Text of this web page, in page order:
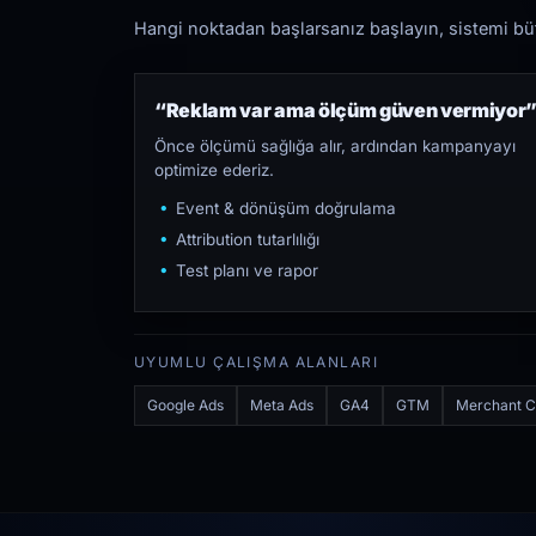
Hangi noktadan başlarsanız başlayın, sistemi
“Reklam var ama ölçüm güven
Önce ölçümü sağlığa alır, ardından kampanyayı
optimize ederiz.
Event & dönüşüm doğrulama
Attribution tutarlılığı
Test planı ve rapor
UYUMLU ÇALIŞMA ALANLARI
Google Ads Meta Ads GA4 GTM Merchant